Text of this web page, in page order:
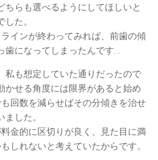
ちらも選べるようにしてほしいと
た。
インが終わってみれば、前歯の傾
歯になってしまったんです…
私も想定していた通りだったので
かせる角度には限界があると始め
回数を減らせばその分傾きを治せ
した。
金的に区切りが良く、見た目に満
しれないと考えていたからです。